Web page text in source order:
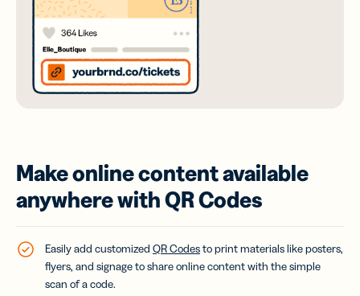
Make online content available
anywhere with QR Codes
Easily add customized QR Codesto print materials like posters,
flyers, and signage to share online content with the simple
scan of a code.